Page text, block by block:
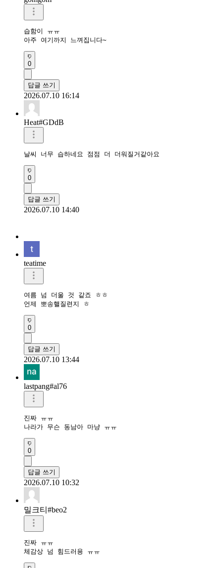
습함이 ㅠㅠ
아주 여기까지 느껴집니다~
0
답글 쓰기
2026.07.10 16:14
Heat#GDdB
날씨 너무 습하네요 점점 더 더워질거같아요
0
답글 쓰기
2026.07.10 14:40
teatime
여름 넘 더울 것 같죠 ㅎㅎ
언제 뽀송핼질련지 ㅎ
0
답글 쓰기
2026.07.10 13:44
lastpang#al76
진짜 ㅠㅠ
나라가 무슨 동남아 마냥 ㅠㅠ
0
답글 쓰기
2026.07.10 10:32
밀크티#beo2
진짜 ㅠㅠ
체감상 넘 힘드러용 ㅠㅠ